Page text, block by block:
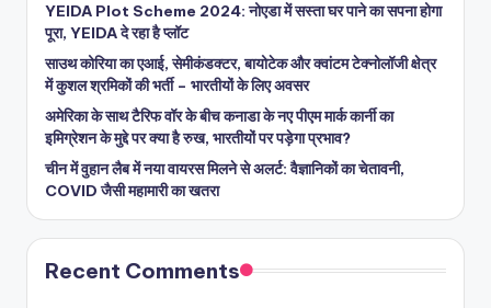
YEIDA Plot Scheme 2024: नोएडा में सस्ता घर पाने का सपना होगा
पूरा, YEIDA दे रहा है प्लॉट
साउथ कोरिया का एआई, सेमीकंडक्टर, बायोटेक और क्वांटम टेक्नोलॉजी क्षेत्र
में कुशल श्रमिकों की भर्ती – भारतीयों के लिए अवसर
अमेरिका के साथ टैरिफ वॉर के बीच कनाडा के नए पीएम मार्क कार्नी का
इमिग्रेशन के मुद्दे पर क्या है रुख, भारतीयों पर पड़ेगा प्रभाव?
चीन में वुहान लैब में नया वायरस मिलने से अलर्ट: वैज्ञानिकों का चेतावनी,
COVID जैसी महामारी का खतरा
Recent Comments